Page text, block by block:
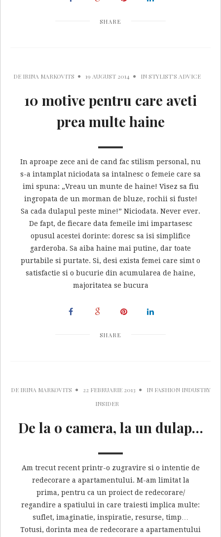
SHARE
DE IRINA MARKOVITS 19 AUGUST 2014 IN STYLIST'S ADVICE
10 motive pentru care aveti
prea multe haine
In aproape zece ani de cand fac stilism personal, nu
s-a intamplat niciodata sa intalnesc o femeie care sa
imi spuna: „Vreau un munte de haine! Visez sa fiu
ingropata de un morman de bluze, rochii si fuste!
Sa cada dulapul peste mine!” Niciodata. Never ever.
De fapt, de fiecare data femeile imi impartasesc
opusul acestei dorinte: doresc sa isi simplifice
garderoba. Sa aiba haine mai putine, dar toate
purtabile si purtate. Si, desi exista femei care simt o
satisfactie si o bucurie din acumularea de haine,
majoritatea se bucura
SHARE
DE IRINA MARKOVITS 22 FEBRUARIE 2013 IN FASHION INDUSTRY
INSIDER
De la o camera, la un dulap…
Am trecut recent printr-o zugravire si o intentie de
redecorare a apartamentului. M-am limitat la
prima, pentru ca un proiect de redecorare/
regandire a spatiului in care traiesti implica multe:
suflet, imaginatie, inspiratie, resurse, timp…
Totusi, dorinta mea de redecorare a apartamentului